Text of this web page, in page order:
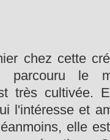
chez cette
parcouru le
très cultivée.
l'intéresse et
elle